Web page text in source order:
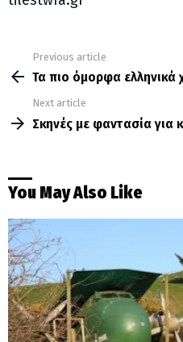
more
Previous article
Τα πιο όμορφα ελληνικά
Next article
Σκηνές με φαντασία για
You May Also Like